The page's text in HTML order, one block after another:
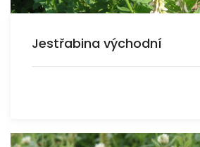
Jestřabina východní